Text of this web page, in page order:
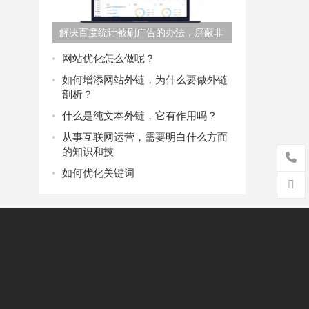
解决百度统计被刷广告的办法，屏蔽非
法广告
网站优化怎么做呢？
如何增添网站外链，为什么要做外链
剖析？
什么是纯文本外链，它有作用吗？
从事互联网运营，需要明白什么方面
的知识和技
如何优化关键词